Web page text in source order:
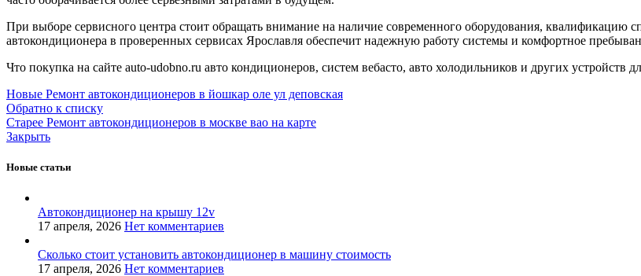
При выборе сервисного центра стоит обращать внимание на наличие современного оборудования, квалификацию
автокондиционера в проверенных сервисах Ярославля обеспечит надежную работу системы и комфортное
Что покупка на сайте auto-udobno.ru авто кондиционеров, систем вебасто, авто холодильников и других устройств
Новые Ремонт автокондиционеров в йошкар оле ул деповская
Обратно к списку
Старее Ремонт автокондиционеров в москве вао на карте
Закрыть
Новые статьи
Автокондиционер на крышу 12v
17 апреля, 2026 Нет комментариев
Сколько стоит установить автокондиционер в машину стоимость
17 апреля, 2026 Нет комментариев